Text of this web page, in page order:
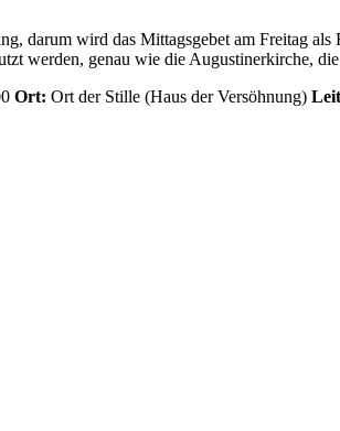
darum wird das Mittagsgebet am Freitag
werden, genau wie die Augustinerkirche,
Ort: Ort der Stille (Haus der Versöhnung)